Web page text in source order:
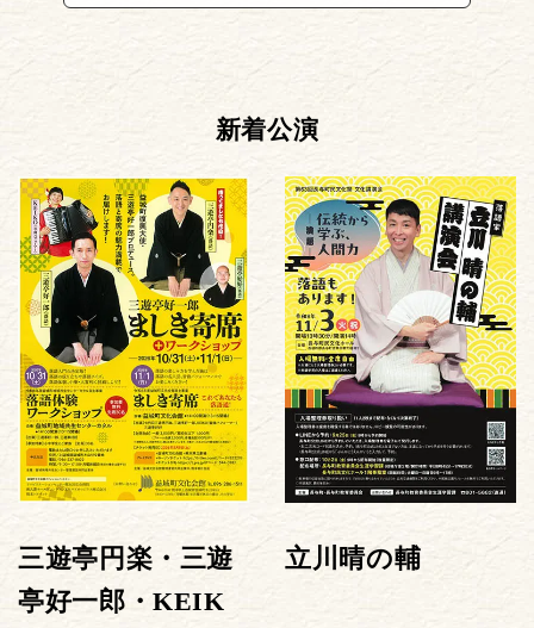
新着公演
三遊亭円楽・三遊
亭好一郎・KEIK
立川晴の輔